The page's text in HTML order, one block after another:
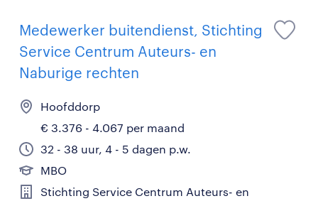
Medewerker buitendienst, Stichting
Service Centrum Auteurs- en
Naburige rechten
Hoofddorp
€ 3.376 - 4.067 per maand
32 - 38 uur, 4 - 5 dagen p.w.
MBO
Stichting Service Centrum Auteurs- en